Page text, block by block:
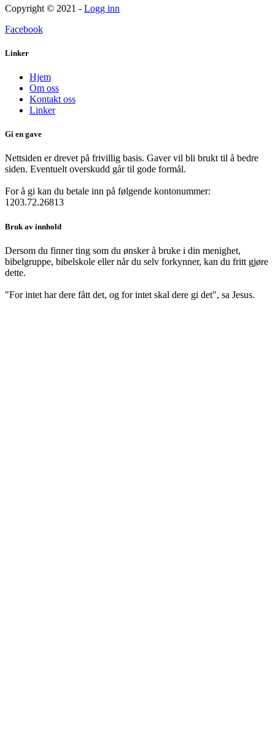
Copyright © 2021 - Logg inn
Facebook
Linker
Hjem
Om oss
Kontakt oss
Linker
Gi en gave
Nettsiden er drevet på frivillig basis. Gaver vil bli brukt til å bedre
siden. Eventuelt overskudd går til gode formål.
For å gi kan du betale inn på følgende kontonummer:
1203.72.26813
Bruk av innhold
Dersom du finner ting som du ønsker å bruke i din menighet,
bibelgruppe, bibelskole eller når du selv forkynner, kan du fritt gjøre
dette.
"For intet har dere fått det, og for intet skal dere gi det", sa Jesus.